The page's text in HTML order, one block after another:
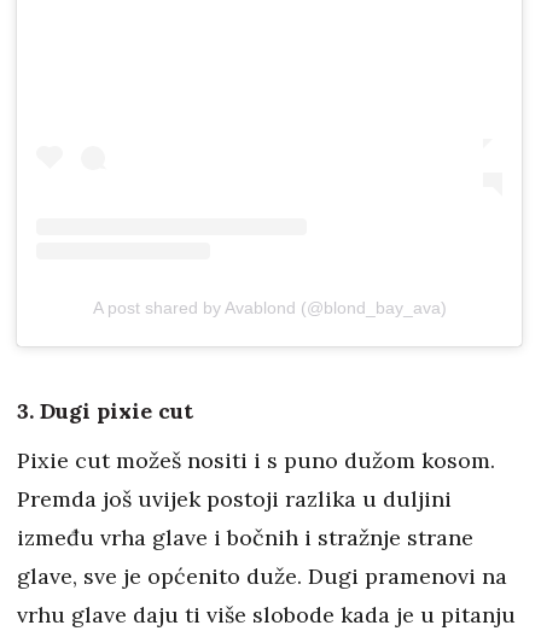
A post shared by Avablond (@blond_bay_ava)
3. Dugi pixie cut
Pixie cut možeš nositi i s puno dužom kosom.
Premda još uvijek postoji razlika u duljini
između vrha glave i bočnih i stražnje strane
glave, sve je općenito duže. Dugi pramenovi na
vrhu glave daju ti više slobode kada je u pitanju